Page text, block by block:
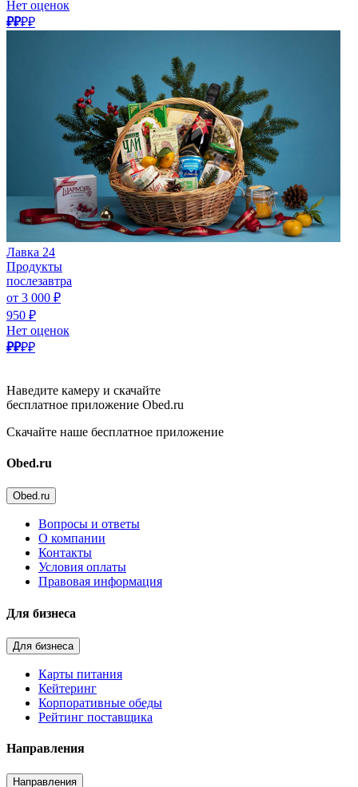
Нет оценок
₽₽₽₽
Лавка 24
Продукты
послезавтра
от 3 000 ₽
950 ₽
Нет оценок
₽₽₽₽
Наведите камеру и скачайте
бесплатное приложение Obed.ru
Скачайте наше бесплатное приложение
Obed.ru
Obed.ru
Вопросы и ответы
О компании
Контакты
Условия оплаты
Правовая информация
Для бизнеса
Для бизнеса
Карты питания
Кейтеринг
Корпоративные обеды
Рейтинг поставщика
Направления
Направления